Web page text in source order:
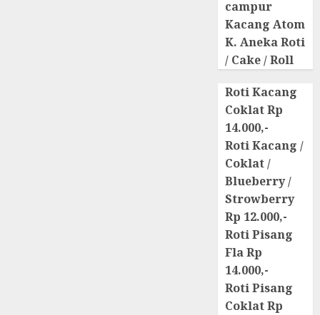
campur
Kacang Atom
K. Aneka Roti
/ Cake / Roll
Roti Kacang
Coklat Rp
14.000,-
Roti Kacang /
Coklat /
Blueberry /
Strowberry
Rp 12.000,-
Roti Pisang
Fla Rp
14.000,-
Roti Pisang
Coklat Rp